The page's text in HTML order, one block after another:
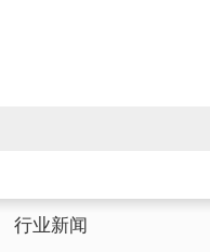
行业新闻